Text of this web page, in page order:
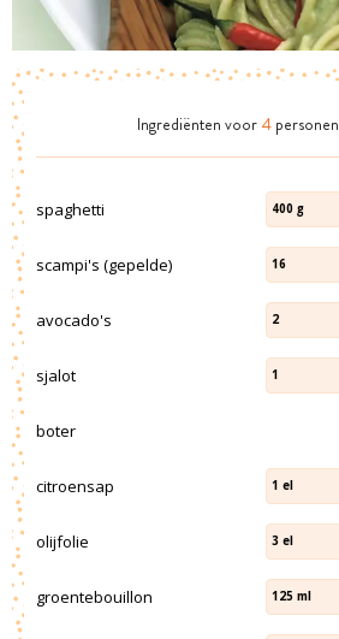
Ingrediënten voor 4 personen
spaghetti 400 g
scampi's (gepelde) 16
avocado's 2
sjalot 1
boter
citroensap 1 el
olijfolie 3 el
groentebouillon 125 ml